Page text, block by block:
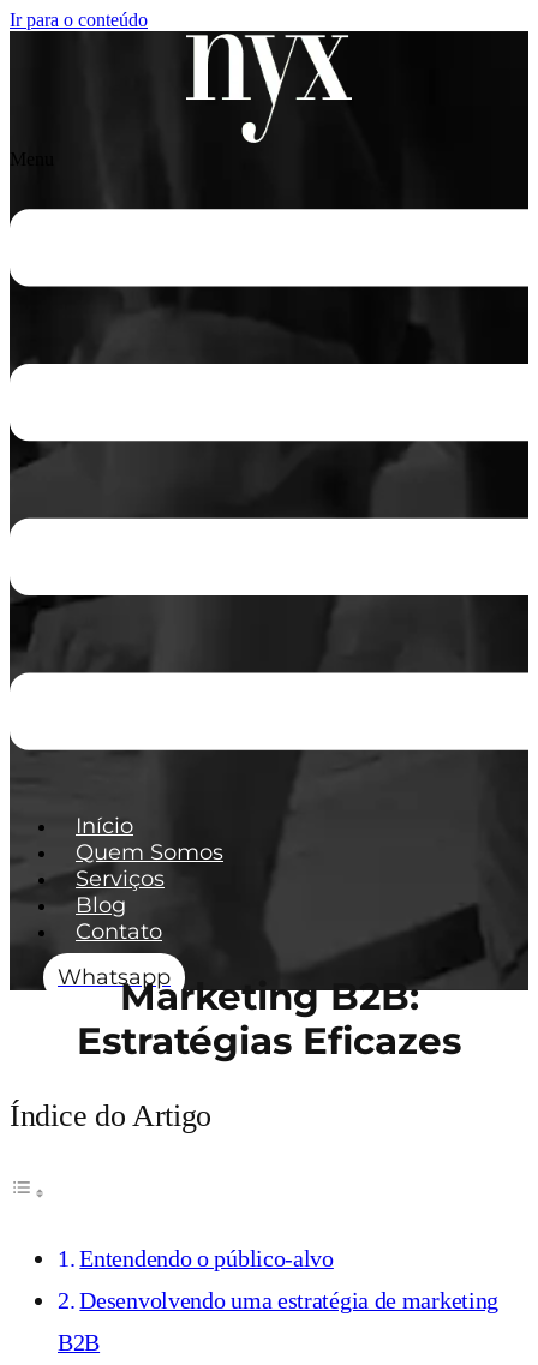
Ir para o conteúdo
Menu
Início
Quem Somos
Serviços
Blog
Contato
WhatsappMarketing B2B:
Estratégias Eficazes
Índice do Artigo
Entendendo o público-alvo
Desenvolvendo uma estratégia de marketing
B2B